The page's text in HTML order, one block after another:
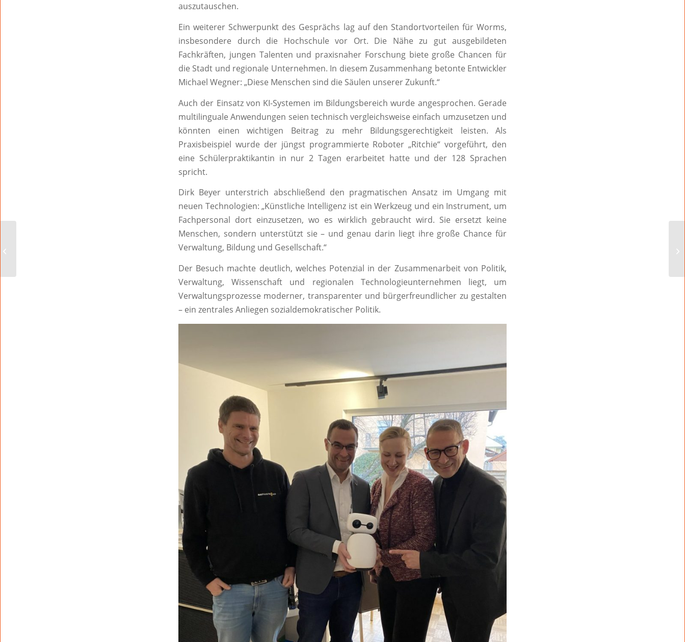
auszutauschen.
Ein weiterer Schwerpunkt des Gesprächs lag auf den Standortvorteilen für Worms,
insbesondere durch die Hochschule vor Ort. Die Nähe zu gut ausgebildeten
Fachkräften, jungen Talenten und praxisnaher Forschung biete große Chancen für
die Stadt und regionale Unternehmen. In diesem Zusammenhang betonte Entwickler
Michael Wegner: „Diese Menschen sind die Säulen unserer Zukunft.“
Auch der Einsatz von KI-Systemen im Bildungsbereich wurde angesprochen. Gerade
multilinguale Anwendungen seien technisch vergleichsweise einfach umzusetzen und
könnten einen wichtigen Beitrag zu mehr Bildungsgerechtigkeit leisten. Als
Praxisbeispiel wurde der jüngst programmierte Roboter „Ritchie“ vorgeführt, den
eine Schülerpraktikantin in nur 2 Tagen erarbeitet hatte und der 128 Sprachen
spricht.
Dirk Beyer unterstrich abschließend den pragmatischen Ansatz im Umgang mit
neuen Technologien: „Künstliche Intelligenz ist ein Werkzeug und ein Instrument, um
Fachpersonal dort einzusetzen, wo es wirklich gebraucht wird. Sie ersetzt keine
Menschen, sondern unterstützt sie – und genau darin liegt ihre große Chance für
Verwaltung, Bildung und Gesellschaft.“
Der Besuch machte deutlich, welches Potenzial in der Zusammenarbeit von Politik,
Verwaltung, Wissenschaft und regionalen Technologieunternehmen liegt, um
Verwaltungsprozesse moderner, transparenter und bürgerfreundlicher zu gestalten
– ein zentrales Anliegen sozialdemokratischer Politik.